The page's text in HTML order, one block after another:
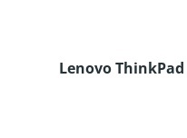
Lenovo ThinkPad